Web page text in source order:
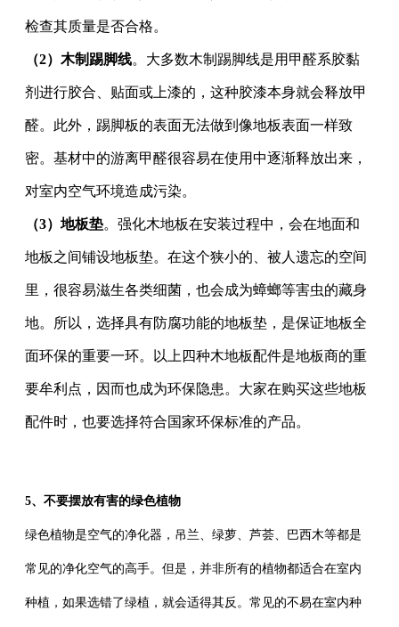
检查其质量是否合格。
（2）木制踢脚线。 大多数木制踢脚线是用甲醛系胶黏
剂进行胶合、贴面或上漆的，这种胶漆本身就会释放甲
醛。 此外，踢脚板的表面无法做到像地板表面一样致
密。基材中的游离甲醛很容易在使用中逐渐释放出来，
对室内空气环境造成污染。
（3）地板垫。强化木地板在安装过程中，会在地面和
地板之间铺设地板垫。在这个狭小的、被人遗忘的空间
里，很容易滋生各类细菌，也会成为蟑螂等害虫的藏身
地。所以，选择具有防腐功能的地板垫，是保证地板全
面环保的重要一环。以上四种木地板配件是地板商的重
要牟利点，因而也成为环保隐患。大家在购买这些地板
配件时，也要选择符合国家环保标准的产品。
5、不要摆放有害的绿色植物
绿色植物是空气的净化器，吊兰、绿萝、芦荟、巴西木等都是
常见的净化空气的高手。但是，并非所有的植物都适合在室内
种植，如果选错了绿植，就会适得其反。常见的不易在室内种